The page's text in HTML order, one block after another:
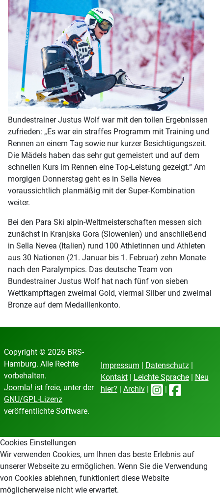
Bundestrainer Justus Wolf war mit den tollen Ergebnissen
zufrieden: „Es war ein straffes Programm mit Training und
Rennen an einem Tag sowie nur kurzer Besichtigungszeit.
Die Mädels haben das sehr gut gemeistert und auf dem
schnellen Kurs im Rennen eine Top-Leistung gezeigt.“ Am
morgigen Donnerstag geht es in Sella Nevea
voraussichtlich planmäßig mit der Super-Kombination
weiter.
Bei den Para Ski alpin-Weltmeisterschaften messen sich
zunächst in Kranjska Gora (Slowenien) und anschließend
in Sella Nevea (Italien) rund 100 Athletinnen und Athleten
aus 30 Nationen (21. Januar bis 1. Februar) zehn Monate
nach den Paralympics. Das deutsche Team von
Bundestrainer Justus Wolf hat nach fünf von sieben
Wettkampftagen zweimal Gold, viermal Silber und zweimal
Bronze auf dem Medaillenkonto.
Copyright © 2026 BRS-
Hamburg. Alle Rechte
vorbehalten.
Joomla! ist freie, unter der
GNU/GPL-Lizenz
veröffentlichte Software.
Impressum Datenschutz|
Kontakt| Leichte Sprache|
Neu
hier?
Archiv|
Cookies Einstellungen
Wir verwenden Cookies, um Ihnen das beste Erlebnis auf
unserer Webseite zu ermöglichen. Wenn Sie die Verwendung
von Cookies ablehnen, funktioniert diese Website
möglicherweise nicht wie erwartet.